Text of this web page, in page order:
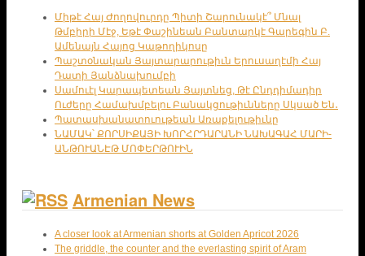
Միթէ Հայ Ժողովուրդը Պիտի Շարունակէ՞ Մնալ
Թմբիրի Մէջ, Եթէ Փաշինեան Բանտարկէ Գարեգին Բ.
Ամենայն Հայոց Կաթողիկոսը
Պաշտօնական Յայտարարութիւն Երուսաղէմի Հայ
Դատի Յանձնախումբի
Սամուէլ Կարապետեան Յայտնեց, Թէ Ընդդիմադիր
Ուժերը Համախմբելու Բանակցութիւնները Սկսած Են․
Պատասխանատուութեան Առաքելութիւնը
ՆԱՄԱԿ՝ ՔՈՐՍԻՔԱՅԻ ԽՈՐՀՐԴԱՐԱՆԻ ՆԱԽԱԳԱՀ ՄԱՐԻ-
ԱՆԹՈՒԱՆԷԹ ՄՈՓԵՐԹՈՒԻՆ
Armenian News
A closer look at Armenian shorts at Golden Apricot 2026
The griddle, the counter and the everlasting spirit of Aram